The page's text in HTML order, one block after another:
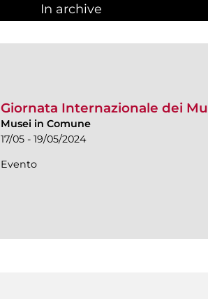
In archive
Giornata Internazionale dei
Musei in Comune
17/05 - 19/05/2024
Evento